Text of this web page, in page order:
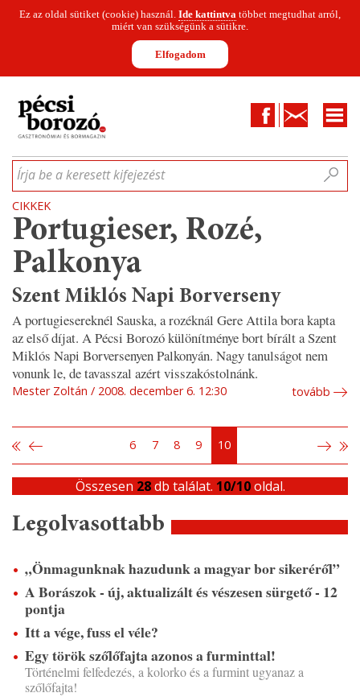
Ez az oldal sütiket (cookie) használ. Ide kattintva többet megtudhat arról,
miért van szükségünk a sütikre.
Elfogadom
FacebookKapcsolat
CIKKEKHÍREKINFOGRAFIKÁKMUNKATÁRSAKWINESOFA
Írja be a keresett kifejezést
CIKKEK
Portugieser, Rozé,
Palkonya
Szent Miklós Napi Borverseny
A portugiesereknél Sauska, a rozéknál Gere Attila bora kapta
az első díjat. A Pécsi Borozó különítménye bort bírált a Szent
Miklós Napi Borversenyen Palkonyán. Nagy tanulságot nem
vonunk le, de tavasszal azért visszakóstolnánk.
Mester Zoltán 2008. december 6. 12:30 tovább
6 7 8 9 10
Összesen 28db találat. 10/10oldal.
Legolvasottabb
„Önmagunknak hazudunk a magyar bor sikeréről”
A Borászok - új, aktualizált és vészesen sürgető - 12
pontja
Itt a vége, fuss el véle?
Egy török szőlőfajta azonos a furminttal!
Történelmi felfedezés, a kolorko és a furmint ugyanaz a
szőlőfajta!